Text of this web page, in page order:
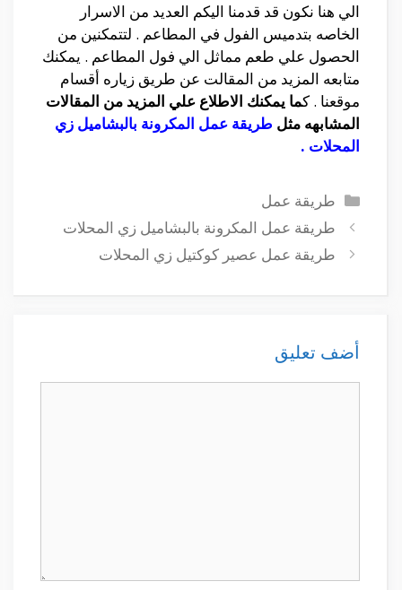
الي هنا نكون قد قدمنا اليكم العديد من الاسرار
الخاصه بتدميس الفول في المطاعم . لتتمكنين من
الحصول علي طعم مماثل الي فول المطاعم . يمكنك
متابعه المزيد من المقالت عن طريق زياره أقسام
موقعنا . كما يمكنك الاطلاع علي المزيد من المقالات
المشابهه مثل طريقة عمل المكرونة بالبشاميل زي
المحلات .
التصنيفات
طريقة عمل
طريقة عمل المكرونة بالبشاميل زي المحلات
طريقة عمل عصير كوكتيل زي المحلات
أضف تعليق